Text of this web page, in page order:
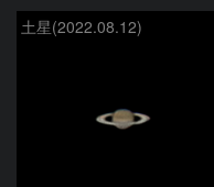
土星(2022.08.12)